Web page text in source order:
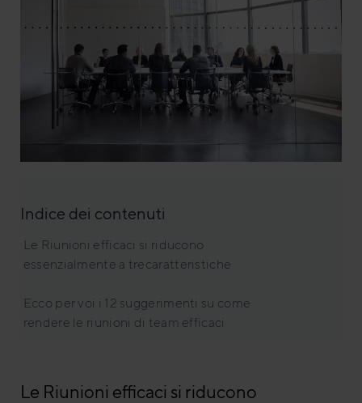
Indice dei contenuti
Le Riunioni efficaci si riducono
essenzialmente a trecaratteristiche
Ecco per voi i 12 suggerimenti su come
rendere le riunioni di team efficaci
Le Riunioni efficaci si riducono